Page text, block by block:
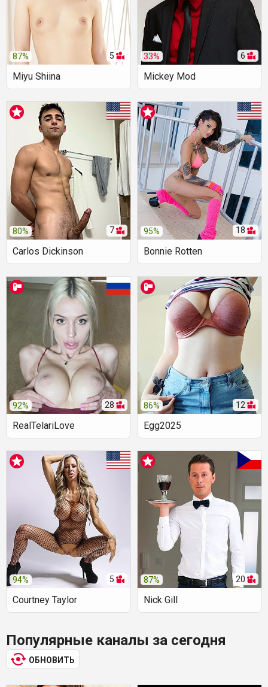
5
87%
Miyu Shiina
6
33%
Mickey Mod
7
80%
Carlos Dickinson
18
95%
Bonnie Rotten
28
92%
RealTelariLove
12
86%
Egg2025
5
94%
Courtney Taylor
20
87%
Nick Gill
Популярные каналы за сегодня
ОБНОВИТЬ